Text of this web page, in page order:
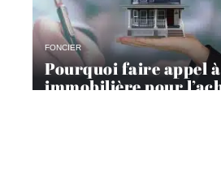
FONCIER
Pourquoi faire appel à
immobilière pour